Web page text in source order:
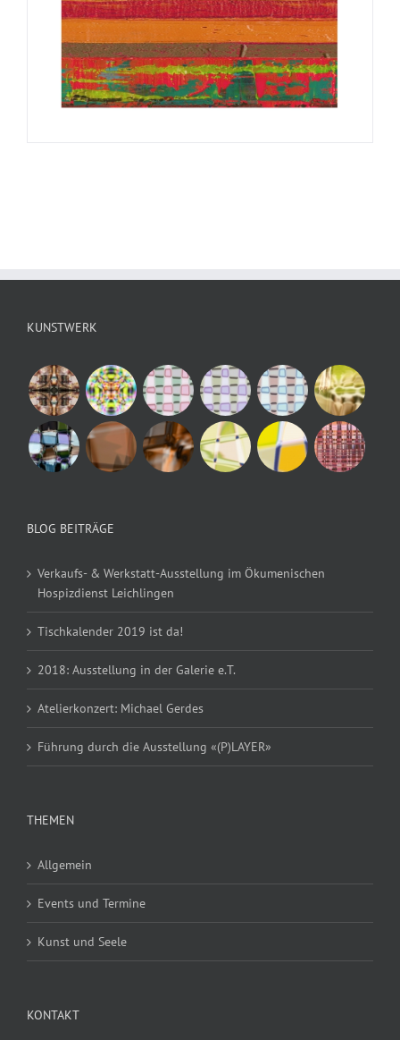
KUNSTWERK
BLOG BEITRÄGE
Verkaufs- & Werkstatt-Ausstellung im Ökumenischen
Hospizdienst Leichlingen
Tischkalender 2019 ist da!
2018: Ausstellung in der Galerie e.T.
Atelierkonzert: Michael Gerdes
Führung durch die Ausstellung «(P)LAYER»
THEMEN
Allgemein
Events und Termine
Kunst und Seele
KONTAKT